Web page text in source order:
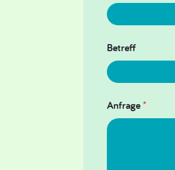
Betreff
Anfrage*